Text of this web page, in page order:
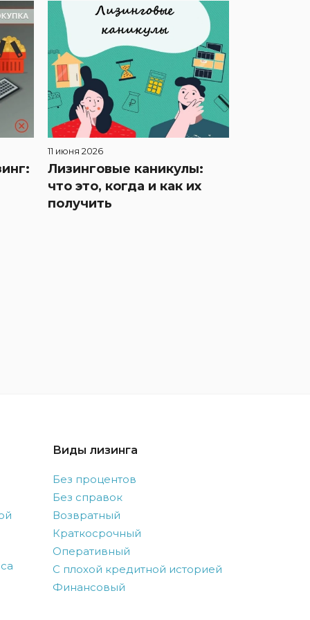
11 июня 2026
Лизинговые каникулы:
что это, когда и как их
получить
Виды лизинга
Без процентов
Без справок
Возвратный
Краткосрочный
Оперативный
С плохой кредитной историей
Финансовый